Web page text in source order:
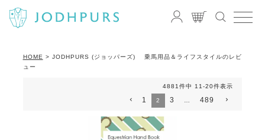
HOME
JODHPURS (ジョッパーズ) 乗馬用品＆ライフスタイルのレビ
ュー
4881件中 11-20件表示
1 2 3 489